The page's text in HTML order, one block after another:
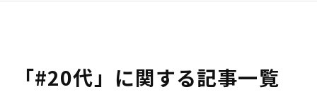
「#20代」に関する記事一覧